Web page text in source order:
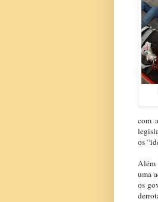
com
os
Além
uma
os